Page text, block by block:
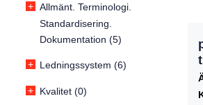
+ Allmänt. Terminologi.
Standardisering.
Dokumentation (5)
+ Ledningssystem (6)
+ Kvalitet (0)